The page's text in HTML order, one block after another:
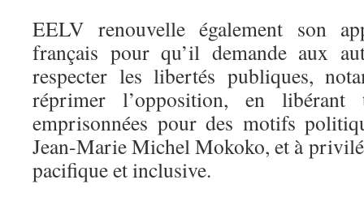
EELV renouvelle également son
français pour qu’il demande aux
respecter les libertés publiques,
réprimer l’opposition, en libérant
emprisonnées pour des motifs
Jean-Marie Michel Mokoko, et à
pacifique et inclusive.